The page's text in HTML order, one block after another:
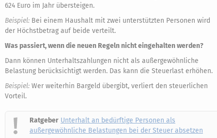
624 Euro im Jahr übersteigen.
Beispiel: Bei einem Haushalt mit zwei unterstützten Personen wird
der Höchstbetrag auf beide verteilt.
Was passiert, wenn die neuen Regeln nicht eingehalten werden?
Dann können Unterhaltszahlungen nicht als außergewöhnliche
Belastung berücksichtigt werden. Das kann die Steuerlast erhöhen.
Beispiel: Wer weiterhin Bargeld übergibt, verliert den steuerlichen
Vorteil.
Ratgeber Unterhalt an bedürftige Personen als
außergewöhnliche Belastungen bei der Steuer absetzen